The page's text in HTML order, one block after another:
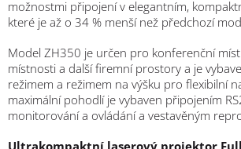
možnostmi připojení v elegantním,
které je až o 34 % menší než předchozí
Model ZH350 je určen pro konferenční
místnosti a další firemní prostory a je
režimem a režimem na výšku pro flexibilní
maximální pohodlí je vybaven připojením
monitorování a ovládání a vestavěným
Ultrakompaktní laserový projektor Full